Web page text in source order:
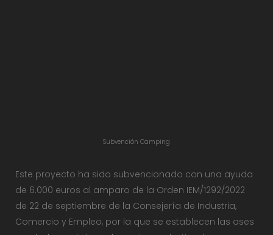
Subvención Camping
Este proyecto ha sido subvencionado con una ayuda
de 6.000 euros al amparo de la Orden IEM/1292/2022
de 22 de septiembre de la Consejería de Industria,
Comercio y Empleo, por la que se establecen las ases